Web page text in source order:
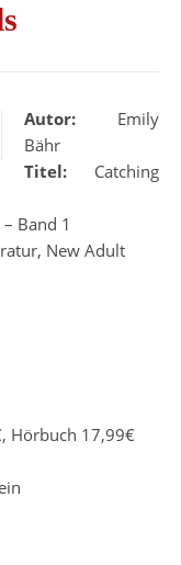
Autor: Emily
Bähr
Titel: Catching
Band 1
New Adult
Hörbuch 17,99€